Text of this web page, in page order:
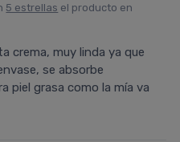
5 estrellas el producto en
crema, muy linda ya que
se absorbe
piel grasa como la mía va